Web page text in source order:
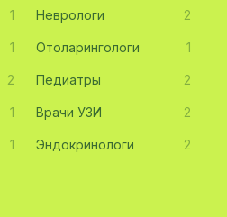
1 Неврологи 2
1 Отоларингологи 1
2 Педиатры 2
1 Врачи УЗИ 2
1 Эндокринологи 2